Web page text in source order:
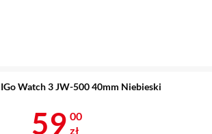
Watch 3 JW-500 40mm Niebieski
Cena 59 zł
59 00
zł